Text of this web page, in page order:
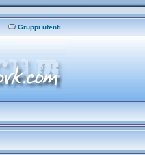
Gruppi utenti